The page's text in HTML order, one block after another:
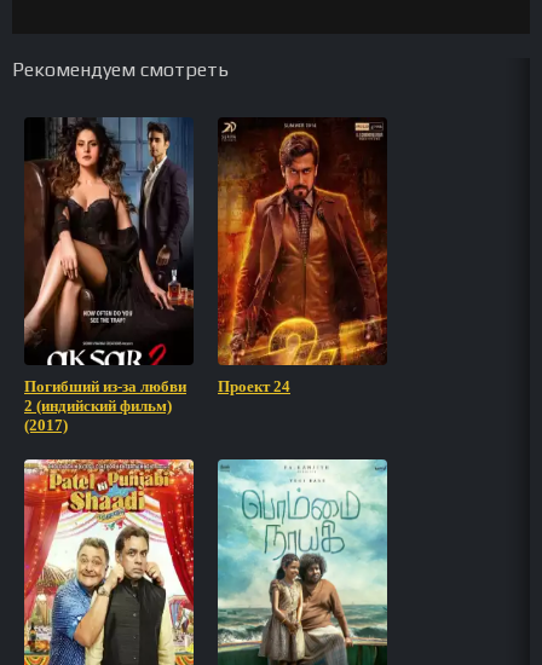
Рекомендуем смотреть
Погибший из-за любви
2 (индийский фильм)
(2017)
Проект 24